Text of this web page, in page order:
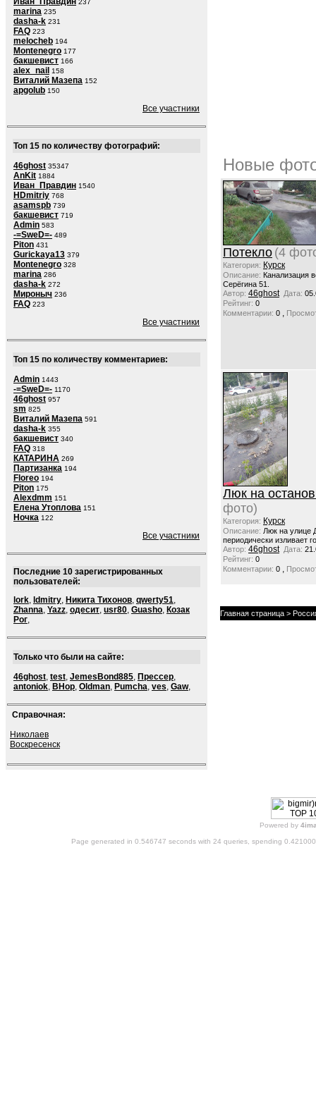
237
marina 235
dasha-k 231
FAQ 223
melocheb 194
Montenegro 177
бакшевист 166
alex_nail 158
Виталий Мазепа 152
apgolub 150
Все участники
Топ 15 по количеству фотографий:
46ghost 35347
AnKit 1884
Иван_Правдин 1540
HDmitriy 768
asamspb 739
бакшевист 719
Admin 583
-=SweD=- 489
Piton 431
Gurickaya13 379
Montenegro 328
marina 286
dasha-k 272
Мироныч 236
FAQ 223
Все участники
Топ 15 по количеству комментариев:
Admin 1443
-=SweD=- 1170
46ghost 957
sm 825
Виталий Мазепа 591
dasha-k 355
бакшевист 340
FAQ 318
КАТАРИНА 269
Партизанка 194
Floreo 194
Piton 175
Alexdmm 151
Елена Утоплова 151
Ночка 122
Все участники
Последние 10 зарегистрированных
пользователей:
lork, ldmitry, Никита Тихонов, qwerty51,
Zhanna, Yazz, одесит, usr80, Guasho, Козак
Рог,
Только что были на сайте:
46ghost, test, JemesBond885, Прессер,
antoniok, BHop, Oldman, Pumcha, ves, Gaw,
Справочная:
Николаев
Воскресенск
Новые
Потекло (4
Категория: Курск
Описание: Канализация
Серёгина 51.
Автор: 46ghost Дата:
Рейтинг: 0
Комментарии: 0 ,
Люк на
фото)
Категория: Курск
Описание: Люк на улице
периодически изливает
Автор: 46ghost Дата:
Рейтинг: 0
Комментарии: 0 ,
Главная страница >
Powered by
Page generated in 0.546747 seconds with 24 queries, spending